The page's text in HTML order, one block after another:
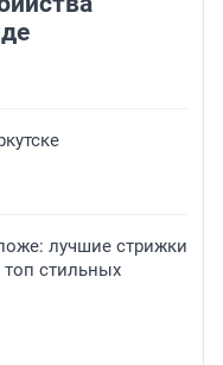
лучшие стрижки
стильных